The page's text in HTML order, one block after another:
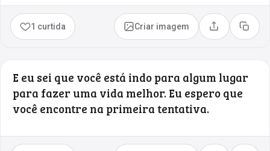
1 curtida Criar imagem Compartilhar
Copiar
E eu sei que você está indo para algum lugar
para fazer uma vida melhor. Eu espero que
você encontre na primeira tentativa.